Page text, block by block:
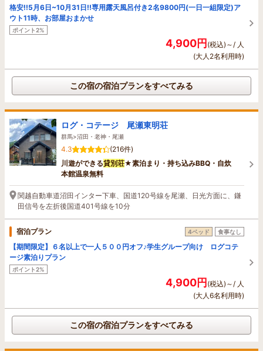
格安!!5月6日~10月31日!!専用露天風呂付き2名9800円(一日一組限定)ア
ウト11時、お部屋おまかせ
ポイント2%
4,900円(税込)～/ 人
(大人2名利用時)
この宿の宿泊プランをすべてみる
ログ・コテージ 尾瀬東明荘
群馬>沼田・老神・尾瀬
4.3
(216件)
川遊ができる貸別荘★素泊まり・持ち込みBBQ・自炊
本館温泉無料
関越自動車道沼田インター下車、国道120号線を尾瀬、日光方面に、鎌
田信号を左折後国道401号線を10分
宿泊プラン 4ベッド 食事なし
【期間限定】６名以上で一人５００円オフ♪学生グループ向け ログコテ
ージ素泊りプラン
ポイント2%
4,900円(税込)～/ 人
(大人6名利用時)
この宿の宿泊プランをすべてみる